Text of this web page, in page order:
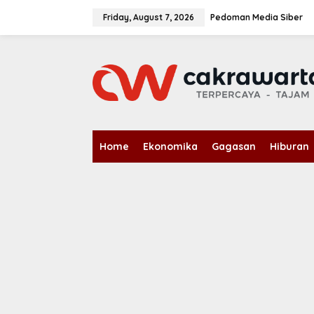
Friday, August 7, 2026 Pedoman Media Siber
Home Ekonomika Gagasan Hiburan